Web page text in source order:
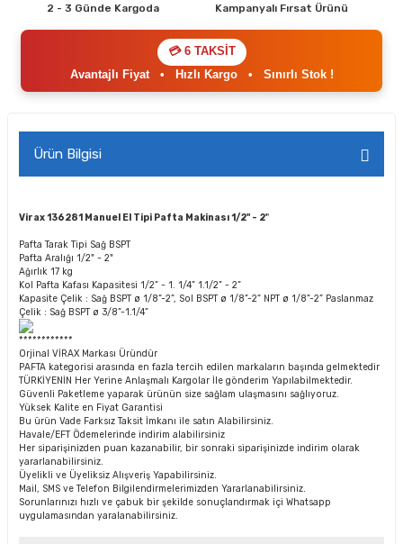
2 - 3 Günde Kargoda Kampanyalı Fırsat Ürünü
💳 6 TAKSİT
Avantajlı Fiyat• Hızlı Kargo• Sınırlı Stok !
Ürün Bilgisi
Virax 136281 Manuel El Tipi Pafta Makinası 1/2'' - 2''
Pafta Tarak Tipi Sağ BSPT
Pafta Aralığı 1/2" - 2"
Ağırlık 17 kg
Kol Pafta Kafası Kapasitesi 1/2” - 1. 1/4” 1.1/2” - 2”
Kapasite Çelik : Sağ BSPT ø 1/8”-2”, Sol BSPT ø 1/8”-2” NPT ø 1/8”-2” Paslanmaz
Çelik : Sağ BSPT ø 3/8”-1.1/4”
************
Orjinal VİRAX Markası Üründür
PAFTA kategorisi arasında en fazla tercih edilen markaların başında gelmektedir
TÜRKİYENİN Her Yerine Anlaşmalı Kargolar İle gönderim Yapılabilmektedir.
Güvenli Paketleme yaparak ürünün size sağlam ulaşmasını sağlıyoruz.
Yüksek Kalite en Fiyat Garantisi
Bu ürün Vade Farksız Taksit İmkanı ile satın Alabilirsiniz.
Havale/EFT Ödemelerinde indirim alabilirsiniz
Her siparişinizden puan kazanabilir, bir sonraki siparişinizde indirim olarak
yararlanabilirsiniz.
Üyelikli ve Üyeliksiz Alışveriş Yapabilirsiniz.
Mail, SMS ve Telefon Bilgilendirmelerimizden Yararlanabilirsiniz.
Sorunlarınızı hızlı ve çabuk bir şekilde sonuçlandırmak içi Whatsapp
uygulamasından yaralanabilirsiniz.